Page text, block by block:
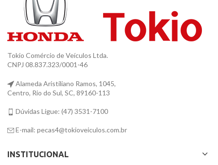
Tokio Comércio de Veículos Ltda.
CNPJ 08.837.323/0001-46
Alameda Aristiliano Ramos, 1045,
Centro, Rio do Sul, SC, 89160-113
Dúvidas Ligue: (47) 3531-7100
E-mail: pecas4@tokioveiculos.com.br
INSTITUCIONAL